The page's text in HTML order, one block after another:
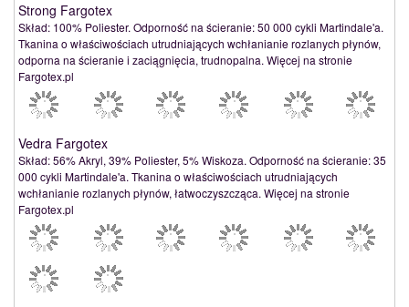
Strong Fargotex
Skład: 100% Poliester. Odporność na ścieranie: 50 000 cykli Martindale'a.
Tkanina o właściwościach utrudniających wchłanianie rozlanych płynów,
odporna na ścieranie i zaciągnięcia, trudnopalna. Więcej na stronie
Fargotex.pl
Vedra Fargotex
Skład: 56% Akryl, 39% Poliester, 5% Wiskoza. Odporność na ścieranie: 35
000 cykli Martindale'a. Tkanina o właściwościach utrudniających
wchłanianie rozlanych płynów, łatwoczyszcząca. Więcej na stronie
Fargotex.pl